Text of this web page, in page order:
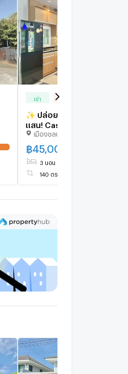
เช่า
✨ ปล่อยเช่าบ้านติดทะเลบาง
แสน! Casaluna 3 นอน 4 น้ำ
ความเป็นส่วนตัวระดับ 5 ดาว
เมืองชลบุรี ชลบุรี
฿ 45,000
3 นอน
140 ตร.ม.